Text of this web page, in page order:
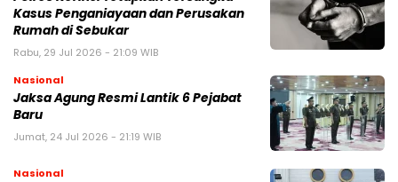
Kasus Penganiayaan dan Perusakan
Rumah di Sebukar
Rabu, 29 Jul 2026 - 21:09 WIB
Nasional
Jaksa Agung Resmi Lantik 6 Pejabat
Baru
Jumat, 24 Jul 2026 - 21:19 WIB
Nasional